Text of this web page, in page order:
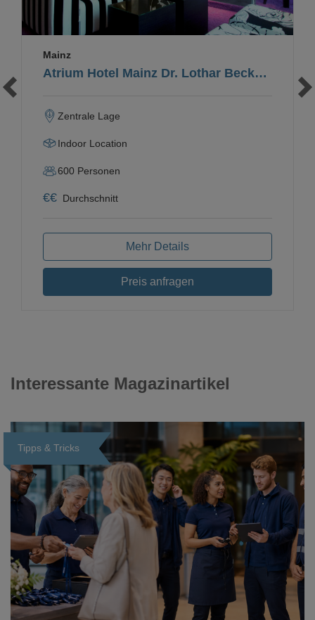
Atrium Hotel Mainz Dr. Lothar Becker e.K.
Mainz
Zentrale Lage
Indoor Location
600 Personen
€€ Durchschnitt
Mehr Details
Preis anfragen
Interessante Magazinartikel
Tipps & Tricks
Loading...